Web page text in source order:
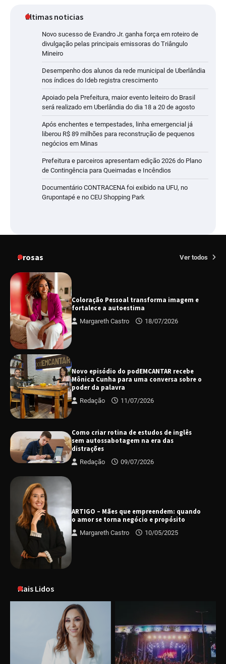
últimas noticias
Novo sucesso de Evandro Jr. ganha força em roteiro de
divulgação pelas principais emissoras do Triângulo
Mineiro
Desempenho dos alunos da rede municipal de Uberlândia
nos índices do Ideb registra crescimento
Apoiado pela Prefeitura, maior evento leiteiro do Brasil
será realizado em Uberlândia do dia 18 a 20 de agosto
Após enchentes e tempestades, linha emergencial já
liberou R$ 89 milhões para reconstrução de pequenos
negócios em Minas
Prefeitura e parceiros apresentam edição 2026 do Plano
de Contingência para Queimadas e Incêndios
Documentário CONTRACENA foi exibido na UFU, no
Grupontapé e no CEU Shopping Park
Prosas Ver todos
Coloração Pessoal transforma imagem e
fortalece a autoestima
Margareth Castro 18/07/2026
Novo episódio do podEMCANTAR recebe
Mônica Cunha para uma conversa sobre o
poder da palavra
Redação 11/07/2026
Como criar rotina de estudos de inglês
sem autossabotagem na era das
distrações
Redação 09/07/2026
ARTIGO – Mães que empreendem: quando
o amor se torna negócio e propósito
Margareth Castro 10/05/2025
Mais Lidos